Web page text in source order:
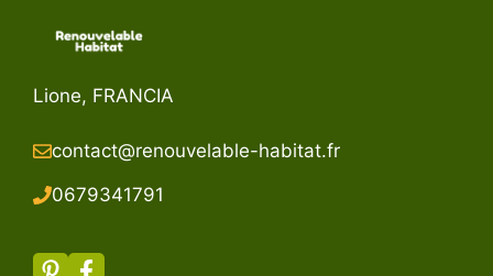
Lione, FRANCIA
contact@renouvelable-habitat.fr
0679341791